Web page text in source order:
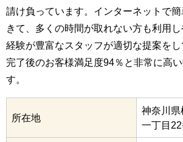
請け負っています。インターネットで
きて、多くの時間が取れない方も利用
経験が豊富なスタッフが適切な提案を
完了後のお客様満足度94％と非常に高
す。
所在地
神奈川県
一丁目